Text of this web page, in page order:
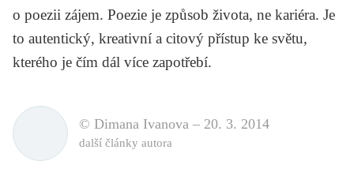
o poezii zájem. Poezie je způsob života, ne kariéra. Je
to autentický, kreativní a citový přístup ke světu,
kterého je čím dál více zapotřebí.
© Dimana Ivanova – 20. 3. 2014
další články autora